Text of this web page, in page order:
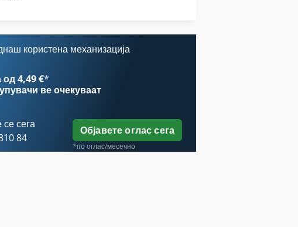
користена механизација
од 4,49 €*
ве очекуваат
сега
84
Објавете оглас сега
*по оглас/месечно